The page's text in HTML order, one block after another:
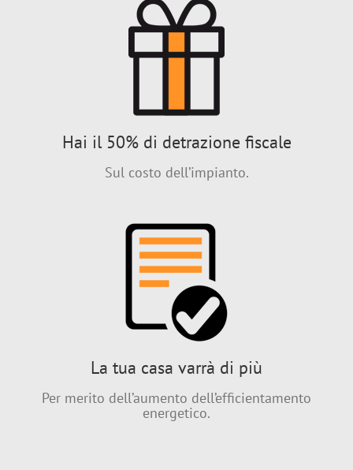
Hai il 50% di detrazione fiscale
Sul costo dell’impianto.
La tua casa varrà di più
Per merito dell’aumento dell’efficientamento
energetico.